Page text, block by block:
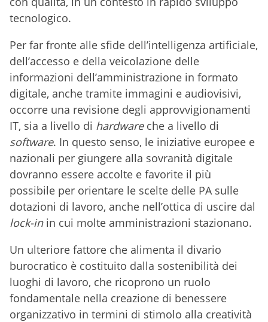
tecnologico.
Per far fronte alle sfide dell’intelligenza artificiale,
dell’accesso e della veicolazione delle
informazioni dell’amministrazione in formato
digitale, anche tramite immagini e audiovisivi,
occorre una revisione degli approvvigionamenti
IT, sia a livello di hardwareche a livello di
software. In questo senso, le iniziative europee e
nazionali per giungere alla sovranità digitale
dovranno essere accolte e favorite il più
possibile per orientare le scelte delle PA sulle
dotazioni di lavoro, anche nell’ottica di uscire dal
lock-inin cui molte amministrazioni stazionano.
Un ulteriore fattore che alimenta il divario
burocratico è costituito dalla sostenibilità dei
luoghi di lavoro, che ricoprono un ruolo
fondamentale nella creazione di benessere
organizzativo in termini di stimolo alla creatività